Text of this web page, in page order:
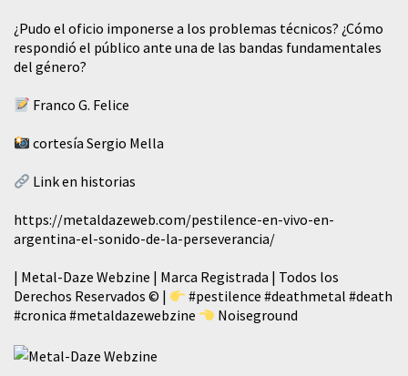
¿Pudo el oficio imponerse a los problemas técnicos? ¿Cómo
respondió el público ante una de las bandas fundamentales
del género?
Franco G. Felice
cortesía Sergio Mella
Link en historias
https://metaldazeweb.com/pestilence-en-vivo-en-
argentina-el-sonido-de-la-perseverancia/
| Metal-Daze Webzine | Marca Registrada | Todos los
Derechos Reservados © |
#pestilence #deathmetal #death
#cronica #metaldazewebzine Noiseground